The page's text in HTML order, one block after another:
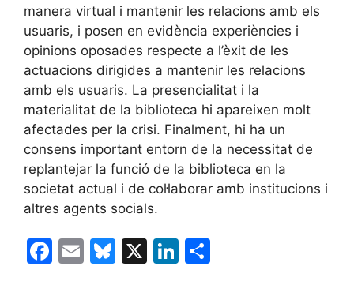
manera virtual i mantenir les relacions amb els
usuaris, i posen en evidència experiències i
opinions oposades respecte a l’èxit de les
actuacions dirigides a mantenir les relacions
amb els usuaris. La presencialitat i la
materialitat de la biblioteca hi apareixen molt
afectades per la crisi. Finalment, hi ha un
consens important entorn de la necessitat de
replantejar la funció de la biblioteca en la
societat actual i de col·laborar amb institucions i
altres agents socials.
F
E
Bl X
Li